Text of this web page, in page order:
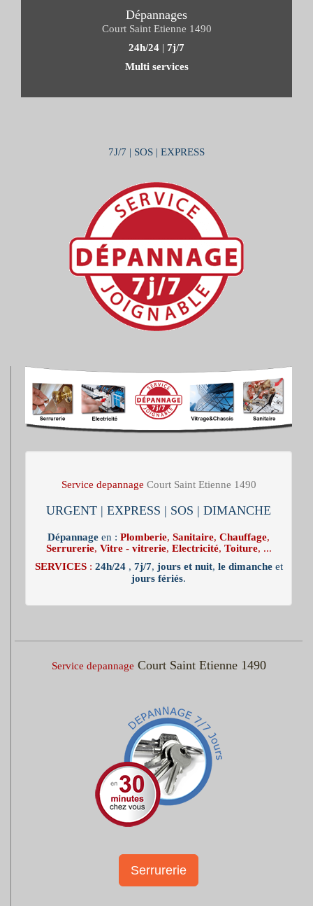
Dépannages
Court Saint Etienne 1490
24h/24 | 7j/7
Multi services
7J/7 | SOS | EXPRESS
Service depannage Court Saint Etienne 1490
URGENT | EXPRESS | SOS | DIMANCHE
Dépannage en : Plomberie, Sanitaire, Chauffage,
Serrurerie, Vitre - vitrerie, Electricité, Toiture, ...
SERVICES: 24h/24, 7j/7, jours et nuit, le dimancheet
jours fériés.
Service depannage Court Saint Etienne 1490
Serrurerie